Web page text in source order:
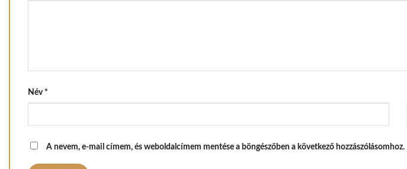
Név *
A nevem, e-mail címem, és weboldalcímem mentése a böngészőben a következő hozzászólásomhoz.